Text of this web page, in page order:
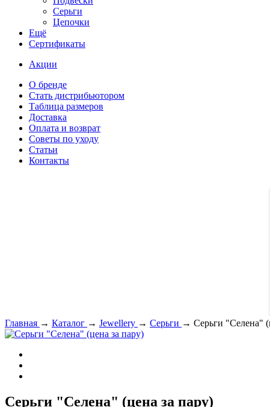
Серьги
Цепочки
Ещё
Сертификаты
Акции
О бренде
Стать дистрибьютором
Таблица размеров
Доставка
Оплата и возврат
Советы по уходу
Статьи
Контакты
Главная → Каталог → Jewellery → Серьги → Серьги "Селена"
Серьги "Селена" (цена за пару)